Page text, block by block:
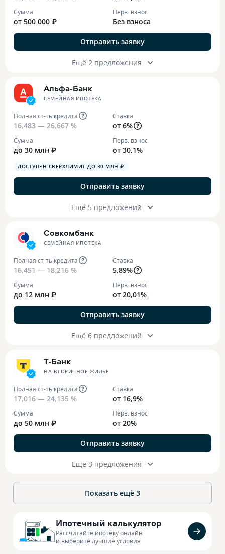
Сумма
от 500 000 ₽
Перв. взнос
Без взноса
Отправить заявку
Ещё 2 предложения
Альфа-Банк
СЕМЕЙНАЯ ИПОТЕКА
Полная ст-ть кредита
16,483 — 26,667 %
Ставка
от 6%
Сумма
до 30 млн ₽
Перв. взнос
от 30,1%
ДОСТУПЕН СВЕРХЛИМИТ ДО 30 МЛН ₽
Отправить заявку
Ещё 5 предложений
Совкомбанк
СЕМЕЙНАЯ ИПОТЕКА
Полная ст-ть кредита
16,451 — 18,216 %
Ставка
5,89%
Сумма
до 12 млн ₽
Перв. взнос
от 20,01%
Отправить заявку
Ещё 6 предложений
Т-Банк
НА ВТОРИЧНОЕ ЖИЛЬЕ
Полная ст-ть кредита
17,016 — 24,135 %
Ставка
от 16,9%
Сумма
до 50 млн ₽
Перв. взнос
от 20%
Отправить заявку
Ещё 3 предложения
Показать ещё 3
Ипотечный калькулятор
Рассчитайте ипотеку онлайн
и выберите лучшие условия